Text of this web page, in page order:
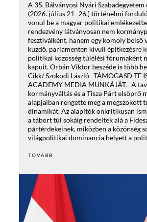
A 35. Bálványosi Nyári
(2026. július 21–26.) történelmi
vonul be a magyar politikai
rendezvény látványosan nem
fesztiválként, hanem egy komoly belső
küzdő, parlamenten kívüli építkezésre
politikai közösség túlélési fórumaként
kapuit. Orbán Viktor beszéde is több
Cikk/ Szokodi László TÁMOGASD TE
ACADEMY MEDIA MUNKÁJÁT. A
kormányváltás és a Tisza Párt elsöprő
alapjaiban rengette meg a megszokott
dinamikát. Az alapítók önkritikusan
a tábort túl sokáig rendeltek alá a
pártérdekeinek, miközben a közönség
világpolitikai dominancia helyett a
TOVÁBB